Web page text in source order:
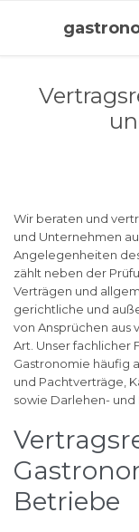
Wir beraten und
und Unternehmen
Angelegenheiten
zählt neben der
Verträgen und
gerichtliche und
von Ansprüchen
Art. Unser fachlicher
Gastronomie häufig
und Pachtverträge,
sowie Darlehen-
Betriebe